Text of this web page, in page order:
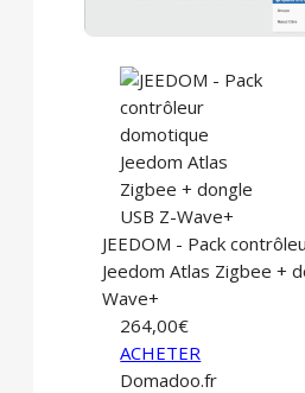
JEEDOM - Pack
Jeedom Atlas Zigbee +
Wave+
264,00€
ACHETER
Domadoo.fr